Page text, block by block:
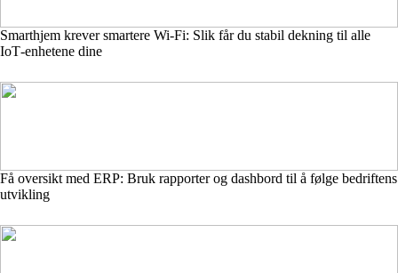
Smarthjem krever smartere Wi‑Fi: Slik får du stabil dekning til alle
IoT‑enhetene dine
Få oversikt med ERP: Bruk rapporter og dashbord til å følge bedriftens
utvikling